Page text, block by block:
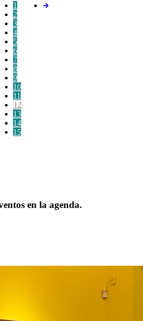
1
2
3
4
5
6
7
8
9
10
11
12
13
14
15
en la agenda.